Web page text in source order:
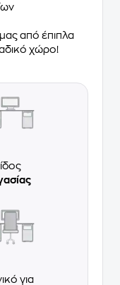
από έπιπλα
χώρο!
για